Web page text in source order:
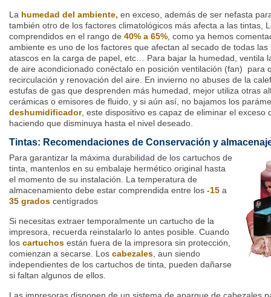
La humedad del ambiente, en exceso, además de ser nefasta
también otro de los factores climatológicos más afecta a las tintas,
comprendidos en el rango de 40% a 65% , como ya hemos
ambiente es uno de los factores que afectan al secado de todas
atascos en la carga de papel, etc… Para bajar la humedad, ventila
de aire acondicionado conéctalo en posición ventilación (fan) para
recirculación y renovación del aire. En invierno no abuses de la
estufas de gas que desprenden más humedad, mejor utiliza otras
cerámicas o emisores de fluido, y si aún así, no bajamos los
deshumidificador, este dispositivo es capaz de eliminar el exceso
haciendo que disminuya hasta el nivel deseado.
Tintas: Recomendaciones de Conservación y
Para garantizar la máxima durabilidad de los cartuchos de
tinta, mantenlos en su embalaje hermético original hasta
el momento de su instalación. La temperatura de
almacenamiento debe estar comprendida entre los -15 a
35 grados centígrados
Si necesitas extraer temporalmente un cartucho de la
impresora, recuerda reinstalarlo lo antes posible. Cuando
los cartuchos están fuera de la impresora sin protección,
comienzan a secarse. Los cabezales , aun siendo
independientes de los cartuchos de tinta, pueden dañarse
si faltan algunos de ellos.
Las impresoras disponen de un sistema de aparque de cabezales